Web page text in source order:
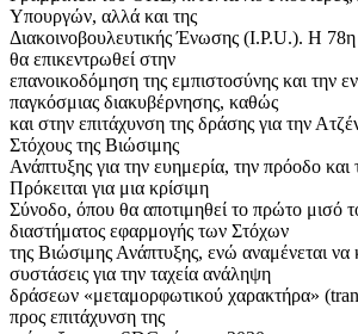
Υπουργών, αλλά και της
Διακοινοβουλευτικής Ένωσης (I.P.U.). Η
θα επικεντρωθεί στην
επανοικοδόμηση της εμπιστοσύνης και την
παγκόσμιας διακυβέρνησης, καθώς
και στην επιτάχυνση της δράσης για την
Στόχους της Βιώσιμης
Ανάπτυξης για την ευημερία, την πρόοδο
Πρόκειται για μια κρίσιμη
Σύνοδο, όπου θα αποτιμηθεί το πρώτο μισό
διαστήματος εφαρμογής των Στόχων
της Βιώσιμης Ανάπτυξης, ενώ αναμένεται να
συστάσεις για την ταχεία ανάληψη
δράσεων «μεταμορφωτικού χαρακτήρα»
προς επιτάχυνση της